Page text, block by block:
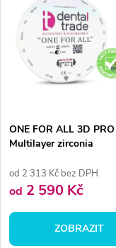
e
n
p
r
o
Abecedně
p
s
p
r
o
ONE FOR ALL 3D PRO
Multilayer zirconia
od 2 313 Kč bez DPH
od 2 590 Kč
ZOBRAZIT